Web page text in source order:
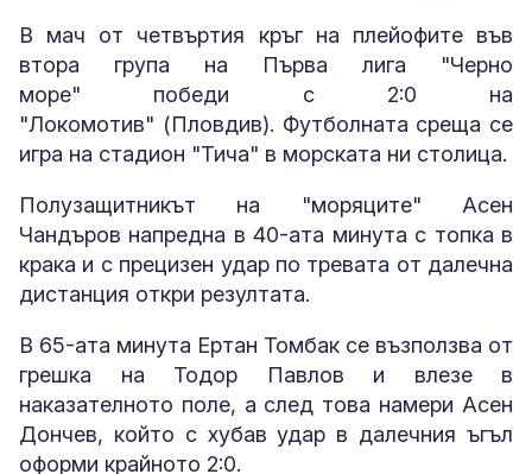
В мач от четвъртия кръг на плейофите във
втора група на Първа лига "Черно
море" победи с 2:0 на
"Локомотив" (Пловдив). Футболната среща се
игра на стадион "Тича" в морската ни столица.
Полузащитникът на "моряците" Асен
Чандъров напредна в 40-ата минута с топка в
крака и с прецизен удар по тревата от далечна
дистанция откри резултата.
В 65-ата минута Ертан Томбак се възползва от
грешка на Тодор Павлов и влезе в
наказателното поле, а след това намери Асен
Дончев, който с хубав удар в далечния ъгъл
оформи крайното 2:0.